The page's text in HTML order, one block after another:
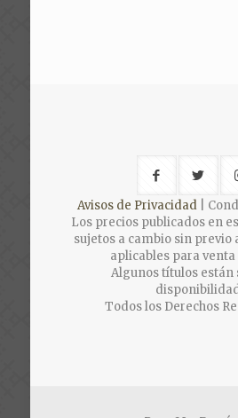
Avisos de Privacidad|
Los precios publicados en
sujetos a cambio sin previo
aplicables para
Algunos títulos están
Todos los Derechos